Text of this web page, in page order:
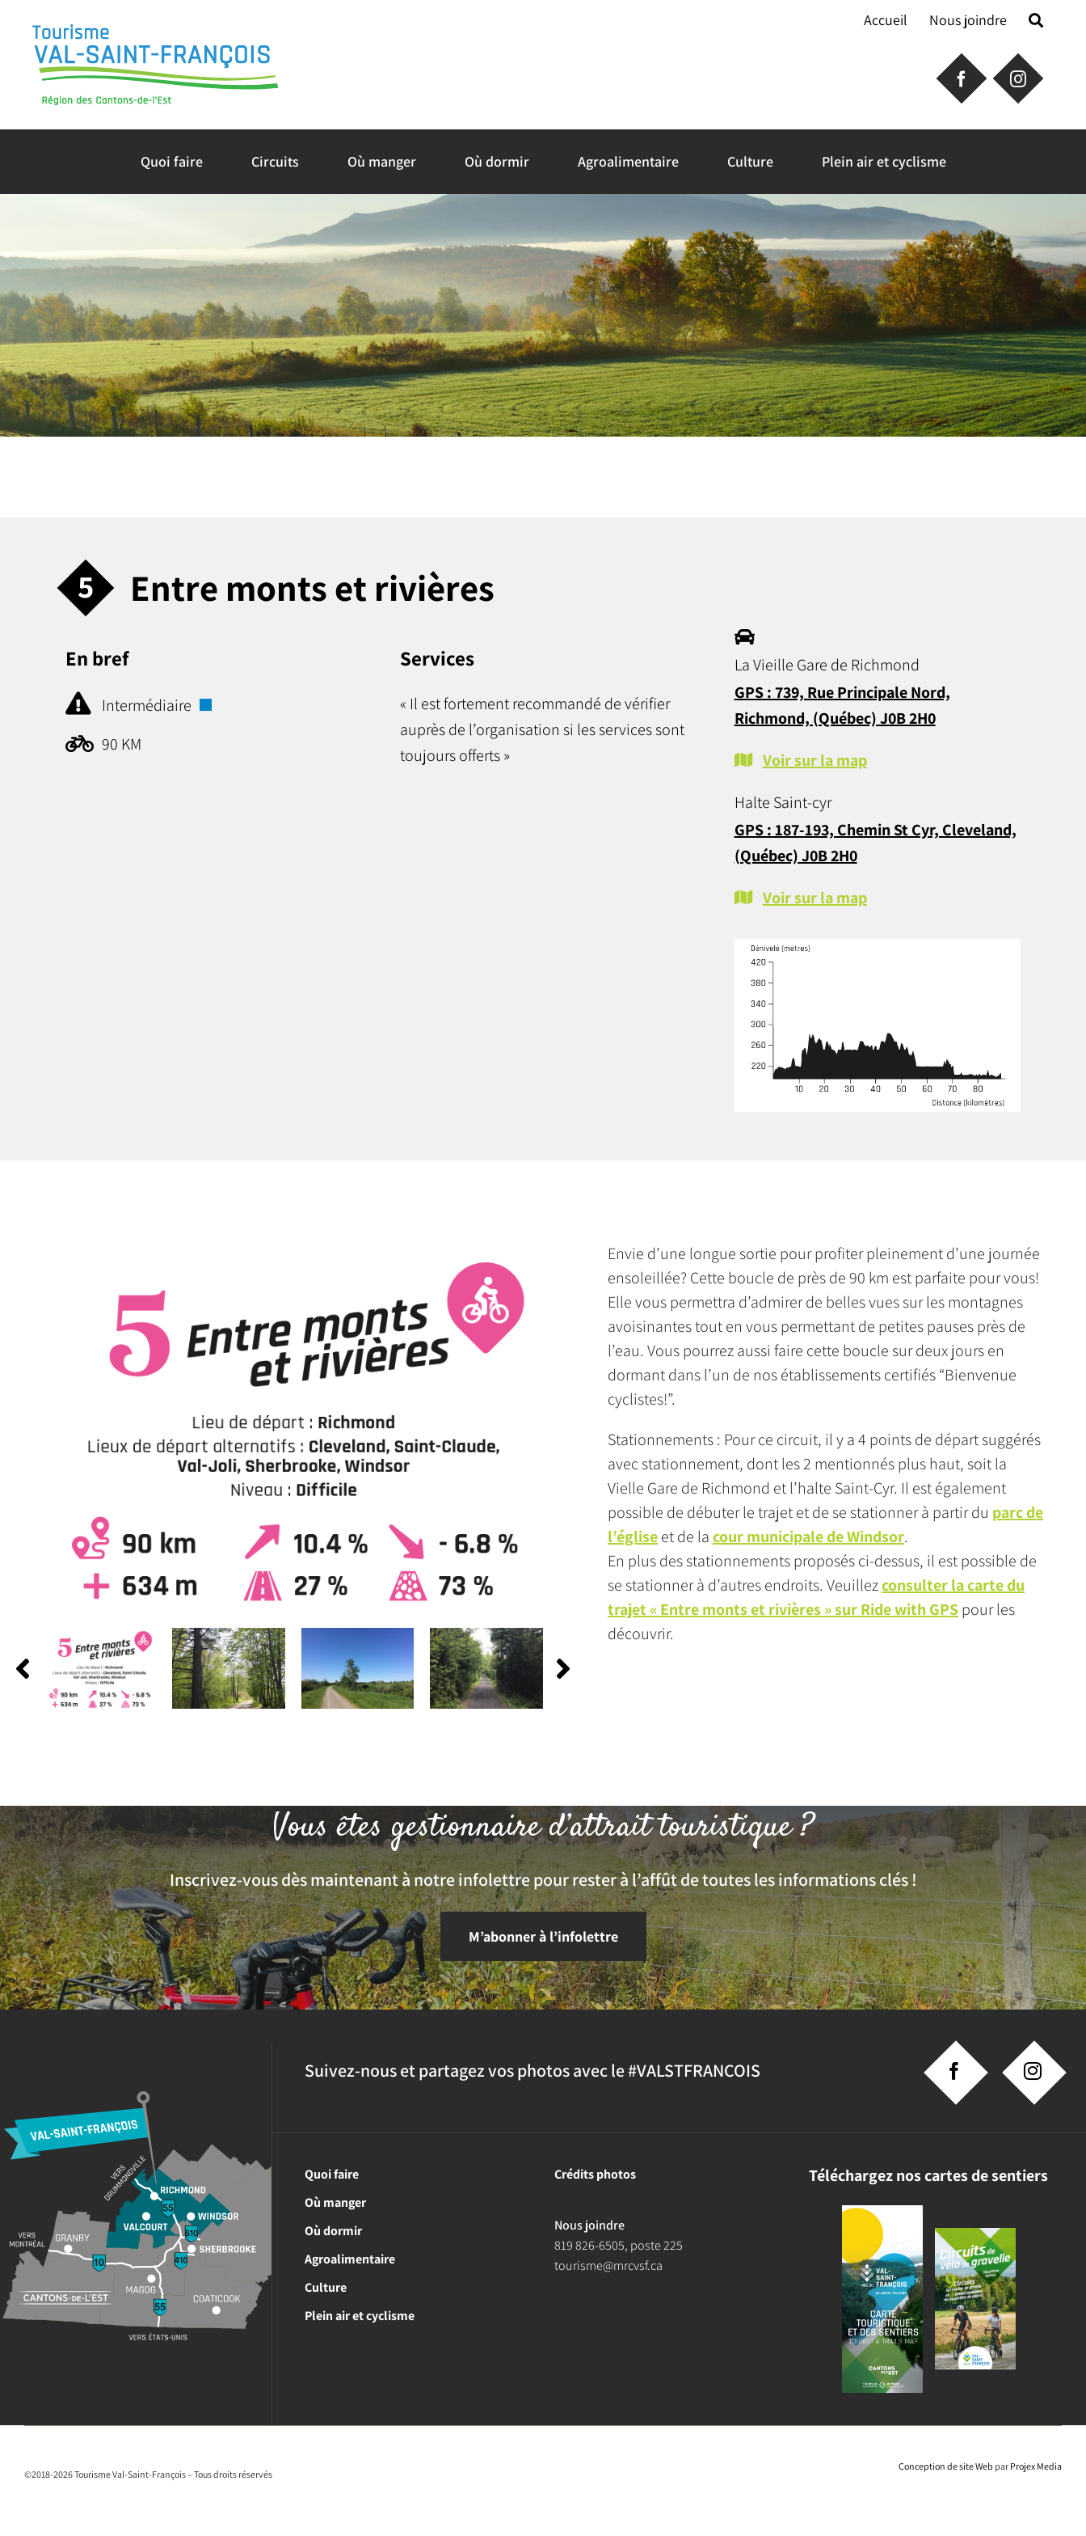
content
Accueil Nous joindre
Quoi faire Circuits Où manger Où dormir Agroalimentaire Culture Plein air et cyclisme
5 Entre monts et rivières
En bref
Intermédiaire
90 KM
Services
« Il est fortement recommandé de vérifier
auprès de l’organisation si les services sont
toujours offerts »
La Vieille Gare de Richmond
GPS : 739, Rue Principale Nord,
Richmond, (Québec) J0B 2H0
Voir sur la map
Halte Saint-cyr
GPS : 187-193, Chemin St Cyr, Cleveland,
(Québec) J0B 2H0
Voir sur la map
Envie d’une longue sortie pour profiter pleinement d’une journée
ensoleillée? Cette boucle de près de 90 km est parfaite pour vous!
Elle vous permettra d’admirer de belles vues sur les montagnes
avoisinantes tout en vous permettant de petites pauses près de
l’eau. Vous pourrez aussi faire cette boucle sur deux jours en
dormant dans l’un de nos établissements certifiés “Bienvenue
cyclistes!”.
Stationnements : Pour ce circuit, il y a 4 points de départ suggérés
avec stationnement, dont les 2 mentionnés plus haut, soit la
Vielle Gare de Richmond et l’halte Saint-Cyr. Il est également
possible de débuter le trajet et de se stationner à partir du parc de
l’égliseet de lacour municipale de Windsor.
En plus des stationnements proposés ci-dessus, il est possible de
se stationner à d’autres endroits. Veuillezconsulter la carte du
trajet « Entre monts et rivières » sur Ride with GPSpour les
découvrir.
Vous êtes gestionnaire d’attrait touristique ?
Inscrivez-vous dès maintenant à notre infolettre pour rester à l’affût de toutes les informations clés !
M’abonner à l’infolettre
Suivez-nous et partagez vos photos avec le #VALSTFRANCOIS
Quoi faire
Où manger
Où dormir
Agroalimentaire
Culture
Plein air et cyclisme
Crédits photos
Nous joindre
819 826-6505, poste 225
tourisme@mrcvsf.ca
Téléchargez nos cartes de sentiers
©2018-2026 Tourisme Val-Saint-François – Tous droits réservés
Conception de site Web par Projex Media